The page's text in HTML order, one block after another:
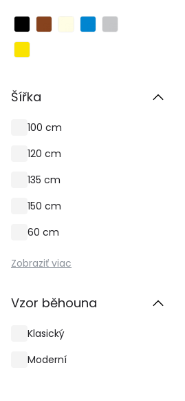
Šířka
100 cm
120 cm
135 cm
150 cm
60 cm
Zobraziť viac
Vzor běhouna
Klasický
Moderní